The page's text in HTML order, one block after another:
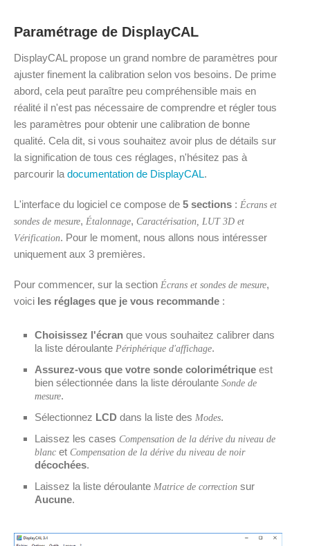
Paramétrage de DisplayCAL
DisplayCAL propose un grand nombre de paramètres pour
ajuster finement la calibration selon vos besoins. De prime
abord, cela peut paraître peu compréhensible mais en
réalité il n'est pas nécessaire de comprendre et régler tous
les paramètres pour obtenir une calibration de bonne
qualité. Cela dit, si vous souhaitez avoir plus de détails sur
la signification de tous ces réglages, n'hésitez pas à
parcourir la documentation de DisplayCAL.
L'interface du logiciel ce compose de 5 sections : Écrans et
sondes de mesure, Étalonnage, Caractérisation, LUT 3D et
Vérification. Pour le moment, nous allons nous intéresser
uniquement aux 3 premières.
Pour commencer, sur la section Écrans et sondes de mesure,
voici les réglages que je vous recommande :
Choisissez l'écran que vous souhaitez calibrer dans
la liste déroulante Périphérique d'affichage.
Assurez-vous que votre sonde colorimétrique est
bien sélectionnée dans la liste déroulante Sonde de
mesure.
Sélectionnez LCD dans la liste des Modes.
Laissez les cases Compensation de la dérive du niveau de
blanc et Compensation de la dérive du niveau de noir
décochées.
Laissez la liste déroulante Matrice de correction sur
Aucune.